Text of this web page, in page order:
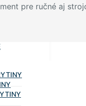
pre ručné aj